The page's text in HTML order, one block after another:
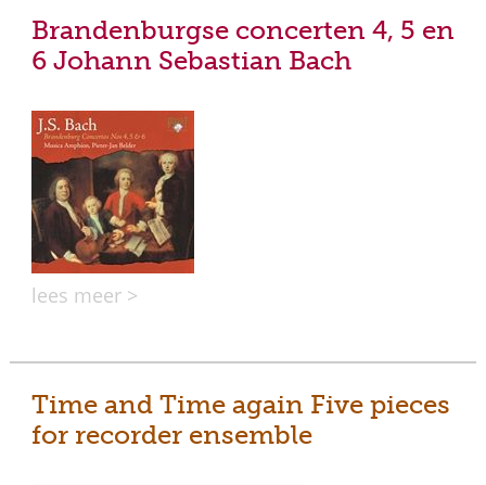
Brandenburgse concerten 4, 5 en
6 Johann Sebastian Bach
lees meer >
Time and Time again Five pieces
for recorder ensemble